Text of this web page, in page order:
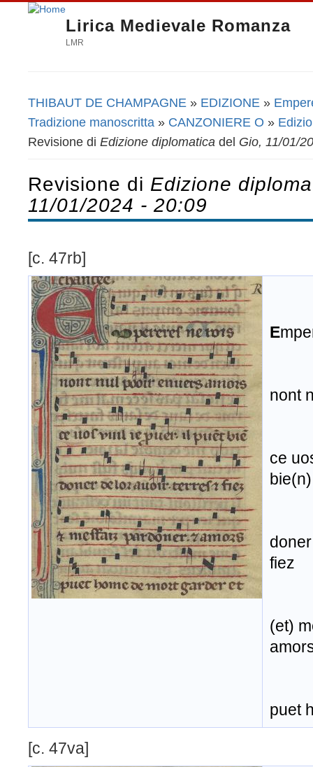
Lirica Medievale Romanza
LMR
Tu sei qui
THIBAUT DE CHAMPAGNE » EDIZIONE »
Tradizione manoscritta » CANZONIERE O »
Revisione di Edizione diplomatica del Gio, 11/01/
Revisione di Edizione
11/01/2024 - 20:09
[c. 47rb]
E
nont
ce
bie(n)
fiez
(et)
puet
[c. 47va]